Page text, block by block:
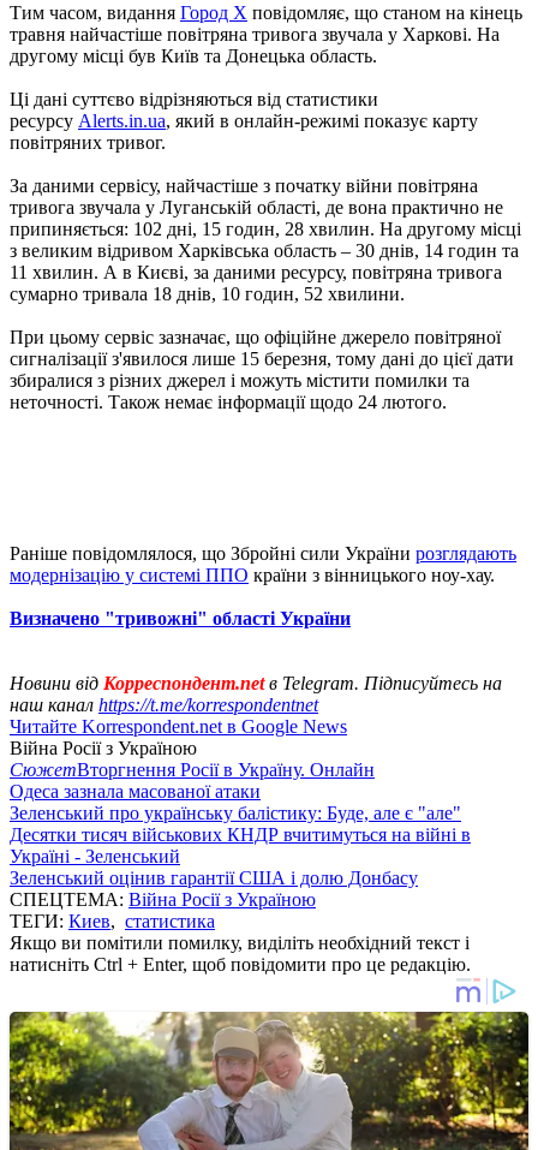
Тим часом, видання Город Х повідомляє, що станом на кінець
травня найчастіше повітряна тривога звучала у Харкові. На
другому місці був Київ та Донецька область.
Ці дані суттєво відрізняються від статистики
ресурсу Аlerts.in.ua, який в онлайн-режимі показує карту
повітряних тривог.
За даними сервісу, найчастіше з початку війни повітряна
тривога звучала у Луганській області, де вона практично не
припиняється: 102 дні, 15 годин, 28 хвилин. На другому місці
з великим відривом Харківська область – 30 днів, 14 годин та
11 хвилин. А в Києві, за даними ресурсу, повітряна тривога
сумарно тривала 18 днів, 10 годин, 52 хвилини.
При цьому сервіс зазначає, що офіційне джерело повітряної
сигналізації з'явилося лише 15 березня, тому дані до цієї дати
збиралися з різних джерел і можуть містити помилки та
неточності. Також немає інформації щодо 24 лютого.
Раніше повідомлялося, що Збройні сили України розглядають
модернізацію у системі ППО країни з вінницького ноу-хау.
Визначено "тривожні" області України
Новини від Корреспондент.netв Telegram. Підписуйтесь на
наш канал https://t.me/korrespondentnet
Читайте Korrespondent.net в Google News
Війна Росії з Україною
СюжетВторгнення Росії в Україну. Онлайн
Одеса зазнала масованої атаки
Зеленський про українську балістику: Буде, але є "але"
Десятки тисяч військових КНДР вчитимуться на війні в
Україні - Зеленський
Зеленський оцінив гарантії США і долю Донбасу
СПЕЦТЕМА: Війна Росії з Україною
ТЕГИ: Киев, статистика
Якщо ви помітили помилку, виділіть необхідний текст і
натисніть Ctrl + Enter, щоб повідомити про це редакцію.